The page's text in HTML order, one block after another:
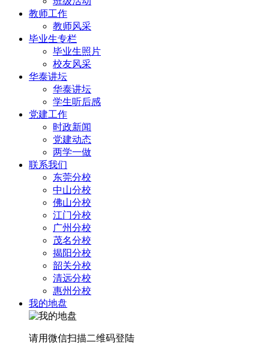
教师工作
教师风采
毕业生专栏
毕业生照片
校友风采
华泰讲坛
华泰讲坛
学生听后感
党建工作
时政新闻
党建动态
两学一做
联系我们
东莞分校
中山分校
佛山分校
江门分校
广州分校
茂名分校
揭阳分校
韶关分校
清远分校
惠州分校
我的地盘
请用微信扫描二维码登陆